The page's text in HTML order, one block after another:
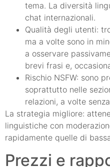
tema. La diversità
chat internazionali.
Qualità degli utenti:
ma a volte sono in
a osservare
brevi frasi e,
Rischio NSFW: sono
soprattutto nelle
relazioni, a volte
La strategia migliore:
linguistiche con
rapidamente quelle di
Prezzi e